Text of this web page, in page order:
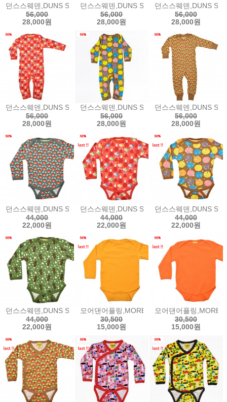
던스스웨덴,DUNS SWEDEN Long Sleeve Long Leg Suit -
56,000
28,000원
던스스웨덴,DUNS SWEDEN Long Sleeve
56,000
28,000원
던스스웨덴,DUNS
56,000
28,000원
던스스웨덴,DUNS SWEDEN Long Sleeve Long Leg Suit - Candle긴
56,000
28,000원
던스스웨덴,DUNS SWEDEN Long Sleeve
56,000
28,000원
던스스웨덴,DUNS
56,000
28,000원
던스스웨덴,DUNS SWEDEN Long Sleeve Lapneck Body - Bistro
44,000
22,000원
던스스웨덴,DUNS SWEDEN Long Sleeve
44,000
22,000원
던스스웨덴,DUNS
44,000
22,000원
던스스웨덴,DUNS SWEDEN Long Sleeve Lapneck Body - Pine
44,000
22,000원
모어댄어플링,MORE THAN A FLING Long
30,500
15,000원
모어댄어플링,MORE
30,500
15,000원